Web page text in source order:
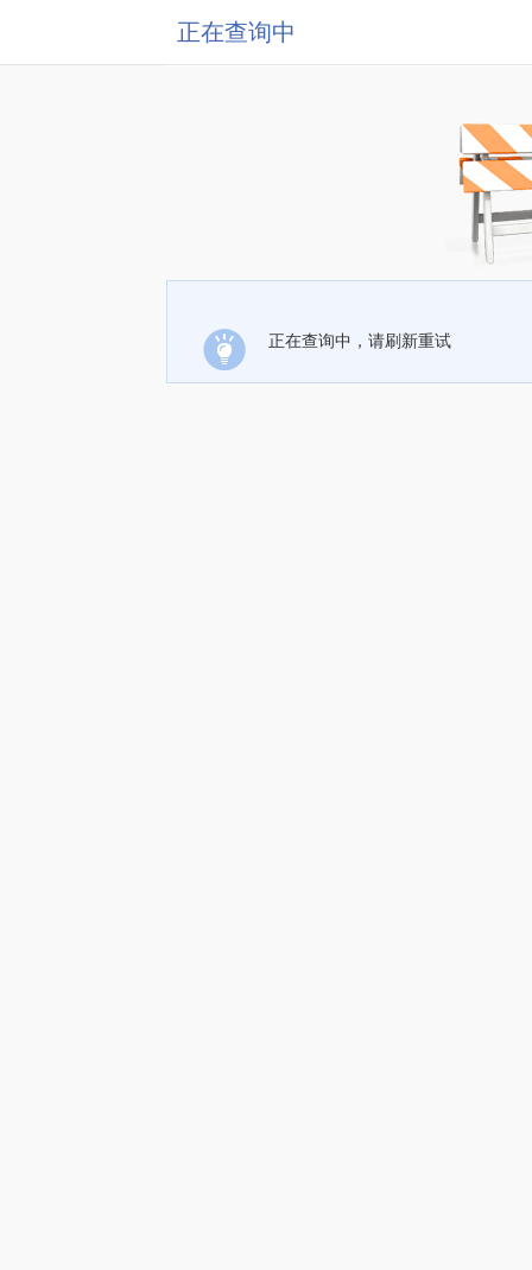
正在查询中
正在查询中，请刷新重试